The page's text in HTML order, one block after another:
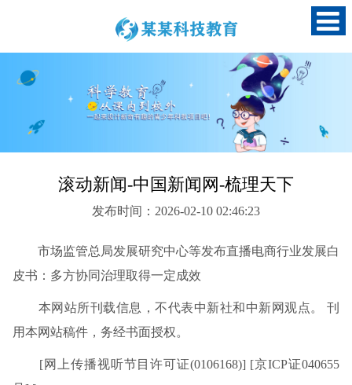
滚动新闻-中国新闻网-梳理天下
发布时间：2026-02-10 02:46:23
市场监管总局发展研究中心等发布直播电商行业发展白
皮书：多方协同治理取得一定成效
本网站所刊载信息，不代表中新社和中新网观点。 刊
用本网站稿件，务经书面授权。
[网上传播视听节目许可证(0106168)] [京ICP证040655